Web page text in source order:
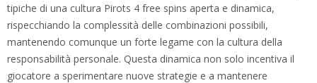
tipiche di una cultura Pirots 4 free spins aperta e dinamica,
rispecchiando la complessità delle combinazioni possibili,
mantenendo comunque un forte legame con la cultura della
responsabilità personale. Questa dinamica non solo incentiva il
giocatore a sperimentare nuove strategie e a mantenere